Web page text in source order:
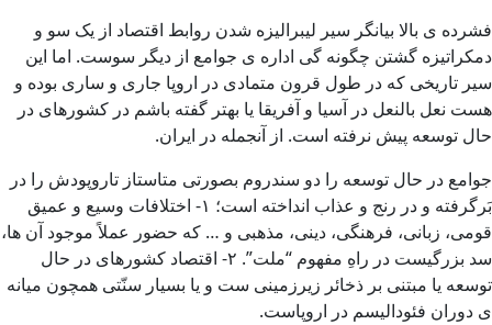
فشرده ی بالا بیانگر سیر لیبرالیزه شدن روابط اقتصاد از یک سو و
دمکراتیزه گشتن چگونه گی اداره ی جوامع از دیگر سوست. اما این
سیر تاریخی که در طول قرون متمادی در اروپا جاری و ساری بوده و
هست نعل بالنعل در آسیا و آفریقا یا بهتر گفته باشم در کشورهای در
حال توسعه پیش نرفته است. از آنجمله در ایران.
جوامع در حال توسعه را دو سندروم بصورتی متاستاز تاروپودش را در
بَرگرفته و در رنج و عذاب انداخته است؛ ۱- اختلافات وسیع و عمیق
قومی، زبانی، فرهنگی، دینی، مذهبی و … که حضور عملاً موجود آن ها،
سد بزرگیست در راهِ مفهوم “ملت”. ۲- اقتصاد کشورهای در حال
توسعه یا مبتنی بر ذخائر زیرزمینی ست و یا بسیار سنّتی همچون میانه
ی دوران فئودالیسم در اروپاست.